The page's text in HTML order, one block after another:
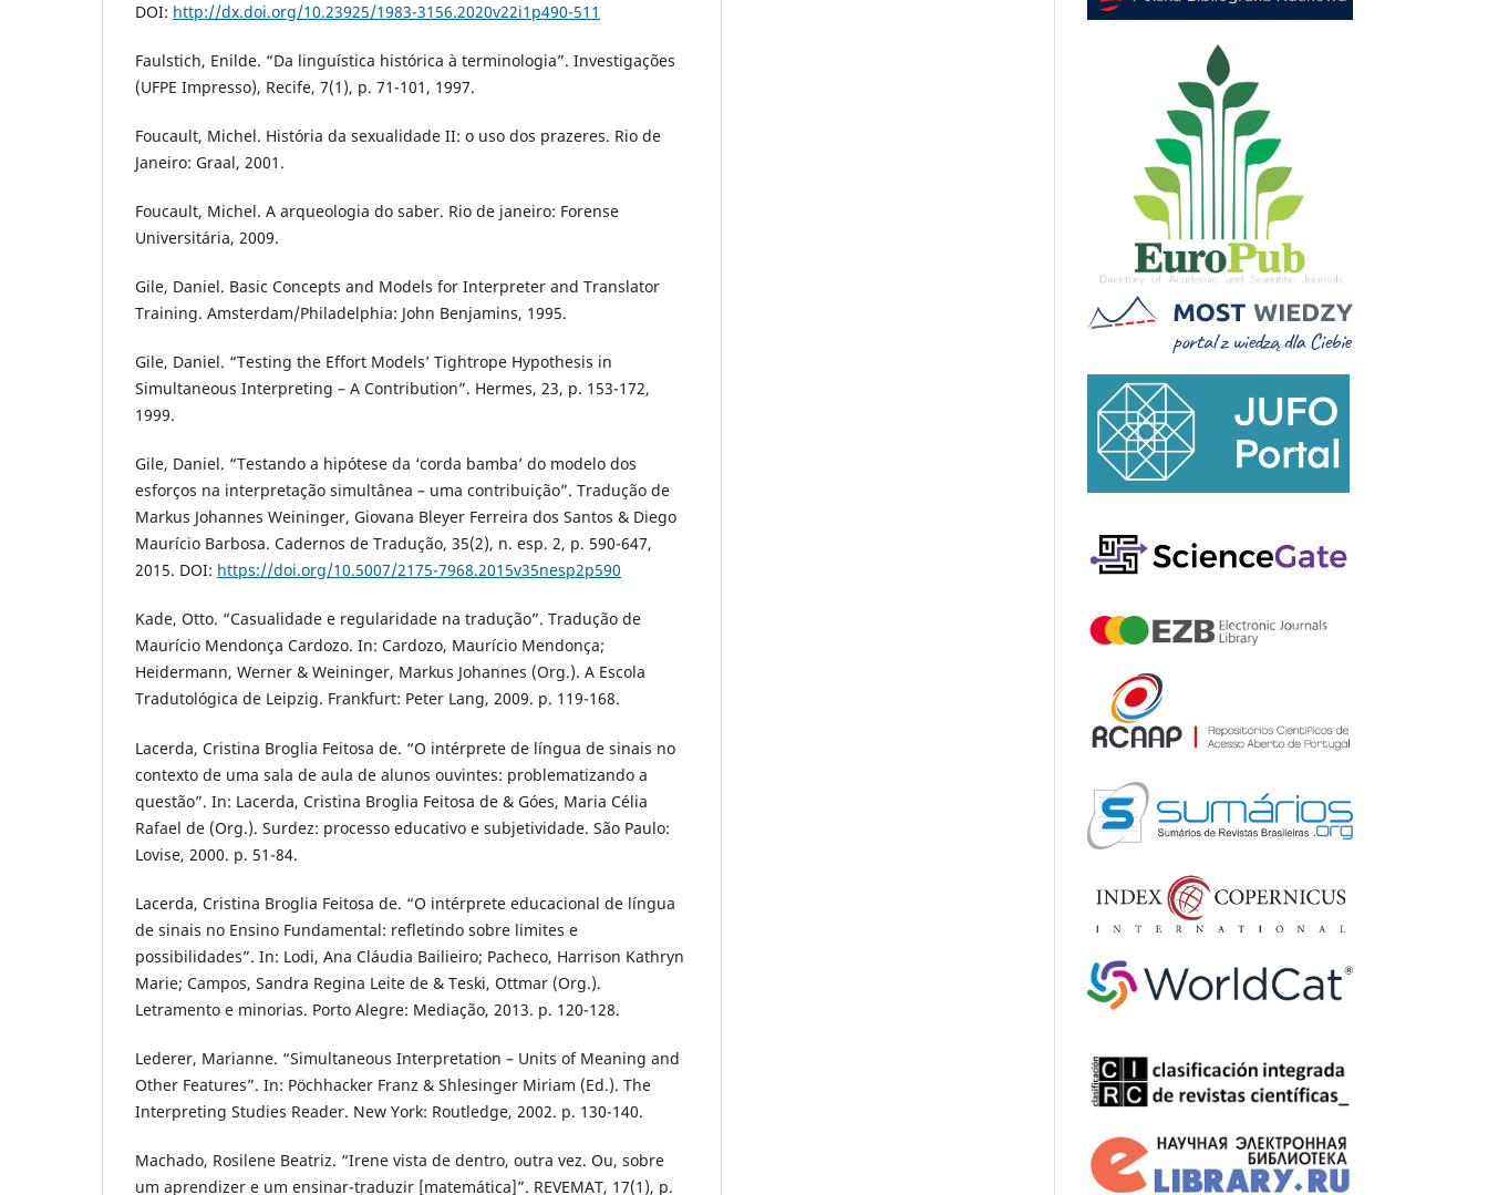
DOI: http://dx.doi.org/10.23925/1983-3156.2020v22i1p490-511
Faulstich, Enilde. “Da linguística histórica à terminologia”. Investigações
(UFPE Impresso), Recife, 7(1), p. 71-101, 1997.
Foucault, Michel. História da sexualidade II: o uso dos prazeres. Rio de
Janeiro: Graal, 2001.
Foucault, Michel. A arqueologia do saber. Rio de janeiro: Forense
Universitária, 2009.
Gile, Daniel. Basic Concepts and Models for Interpreter and Translator
Training. Amsterdam/Philadelphia: John Benjamins, 1995.
Gile, Daniel. “Testing the Effort Models’ Tightrope Hypothesis in
Simultaneous Interpreting – A Contribution”. Hermes, 23, p. 153-172,
1999.
Gile, Daniel. “Testando a hipótese da ‘corda bamba’ do modelo dos
esforços na interpretação simultânea – uma contribuição”. Tradução de
Markus Johannes Weininger, Giovana Bleyer Ferreira dos Santos & Diego
Maurício Barbosa. Cadernos de Tradução, 35(2), n. esp. 2, p. 590-647,
2015. DOI: https://doi.org/10.5007/2175-7968.2015v35nesp2p590
Kade, Otto. “Casualidade e regularidade na tradução”. Tradução de
Maurício Mendonça Cardozo. In: Cardozo, Maurício Mendonça;
Heidermann, Werner & Weininger, Markus Johannes (Org.). A Escola
Tradutológica de Leipzig. Frankfurt: Peter Lang, 2009. p. 119-168.
Lacerda, Cristina Broglia Feitosa de. “O intérprete de língua de sinais no
contexto de uma sala de aula de alunos ouvintes: problematizando a
questão”. In: Lacerda, Cristina Broglia Feitosa de & Góes, Maria Célia
Rafael de (Org.). Surdez: processo educativo e subjetividade. São Paulo:
Lovise, 2000. p. 51-84.
Lacerda, Cristina Broglia Feitosa de. “O intérprete educacional de língua
de sinais no Ensino Fundamental: refletindo sobre limites e
possibilidades”. In: Lodi, Ana Cláudia Bailieiro; Pacheco, Harrison Kathryn
Marie; Campos, Sandra Regina Leite de & Teski, Ottmar (Org.).
Letramento e minorias. Porto Alegre: Mediação, 2013. p. 120-128.
Lederer, Marianne. “Simultaneous Interpretation – Units of Meaning and
Other Features”. In: Pöchhacker Franz & Shlesinger Miriam (Ed.). The
Interpreting Studies Reader. New York: Routledge, 2002. p. 130-140.
Machado, Rosilene Beatriz. “Irene vista de dentro, outra vez. Ou, sobre
um aprendizer e um ensinar-traduzir [matemática]”. REVEMAT, 17(1), p.